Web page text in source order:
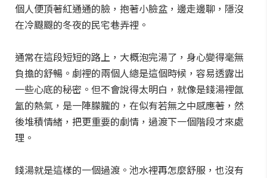
個人便頂著紅通通的臉，抱著小臉盆，邊走邊聊，隱沒
在冷颼颼的冬夜的民宅巷弄裡。
通常在這段短短的路上，大概泡完湯了，身心變得毫無
負擔的舒暢。劇裡的兩個人總是這個時候，容易透露出
一些心底的秘密。但不會說得太明白，就像是錢湯裡氤
氳的熱氣，是一陣朦朧的，在似有若無之中感應著，然
後堆積情緒，把更重要的劇情，過渡下一個階段才來處
理。
錢湯就是這樣的一個過渡。池水裡再怎麼舒服，也沒有